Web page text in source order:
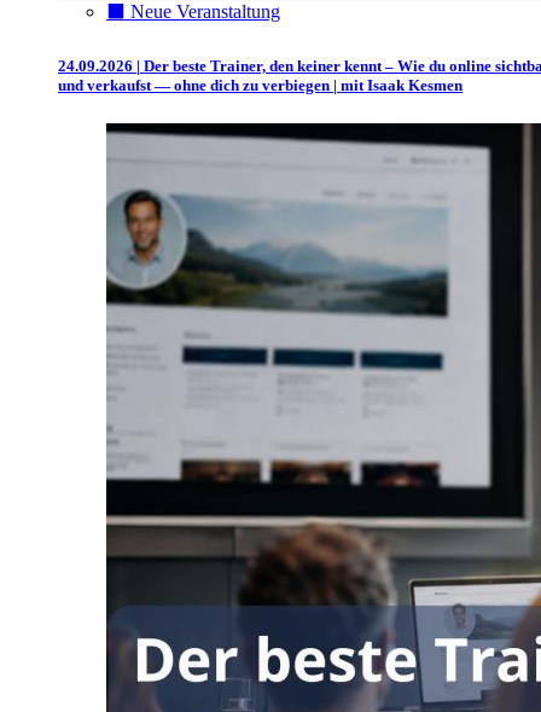
⬛️ Neue Veranstaltung
24.09.2026 | Der beste Trainer, den keiner kennt – Wie du online
und verkaufst — ohne dich zu verbiegen | mit Isaak Kesmen